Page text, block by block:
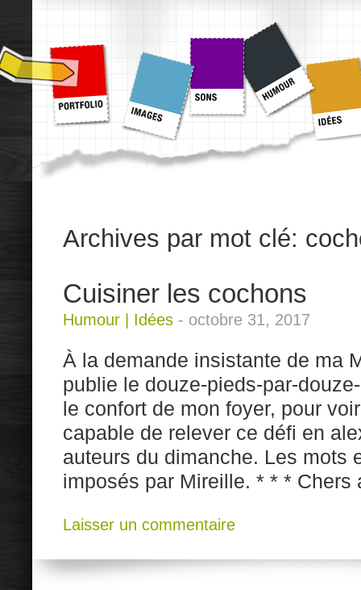
Archives par mot clé:
Cuisiner les cochons
Humour Idées - octobre 31, 2017
À la demande insistante de ma
publie le douze-pieds-par-
le confort de mon foyer, pour
capable de relever ce défi en
auteurs du dimanche. Les mots
imposés par Mireille. * * *
Laisser un commentaire